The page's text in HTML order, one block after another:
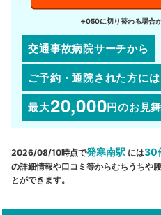
※050に切り替わる場合
交通事故病院サーチから
ご予約・通院された方には
最大20,000円のお見
2026/08/10時点で発寒南駅 には30
の詳細情報や口コミ等からむちうちや
とができます。